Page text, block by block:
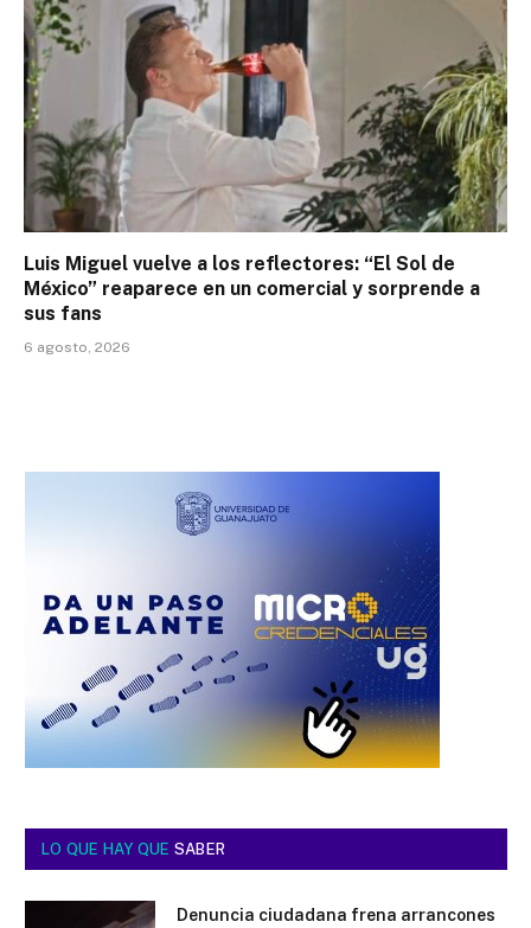
Luis Miguel vuelve a los reflectores: “El Sol de
México” reaparece en un comercial y sorprende a
sus fans
6 agosto, 2026
LO QUE HAY QUE SABER
Denuncia ciudadana frena arrancones